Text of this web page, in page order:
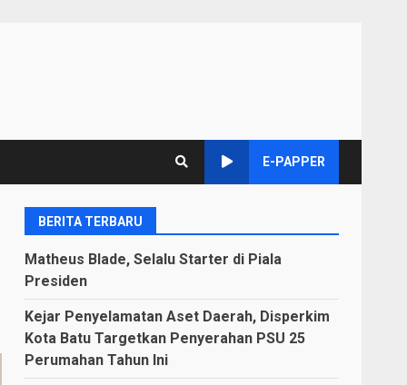
E-PAPPER
BERITA TERBARU
Matheus Blade, Selalu Starter di Piala
Presiden
Kejar Penyelamatan Aset Daerah, Disperkim
Kota Batu Targetkan Penyerahan PSU 25
Perumahan Tahun Ini